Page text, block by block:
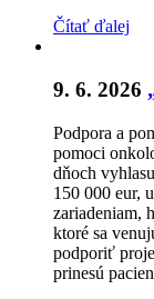
Čítať ďalej
9. 6. 2026
Podpora a
pomoci
dňoch
150 000 eur,
zariadeniam,
ktoré sa
podporiť
prinesú